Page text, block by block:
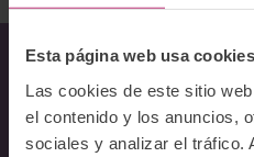
Esta página web usa cookies
Las cookies de este sitio
el contenido y los anuncios,
sociales y analizar el tráfico.
Sobre
Acerca